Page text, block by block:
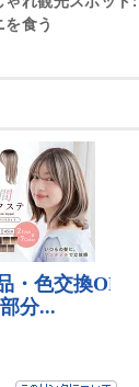
食う